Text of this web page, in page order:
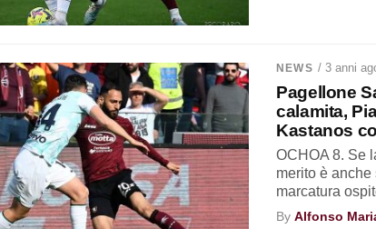
NEWS / 3 anni
Pagellone
calamita,
Kastanos
OCHOA 8. Se
merito è
marcatura
ByAlfonso